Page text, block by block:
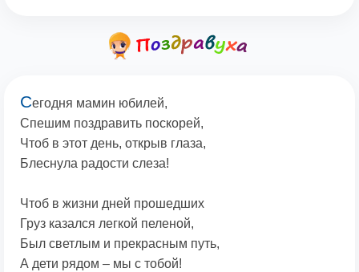
Сегодня мамин юбилей,
Cпешим поздравить поскорей,
Чтоб в этот день, открыв глаза,
Блеснула радости слеза!
Чтоб в жизни дней прошедших
Груз казался легкой пеленой,
Был светлым и прекрасным путь,
А дети рядом – мы с тобой!